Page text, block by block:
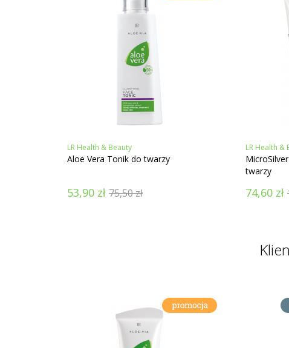
LR Health & Beauty
Aloe Vera Tonik do twarzy
53,90 zł 75,50zł
LR Health &
twarzy
74,60 zł